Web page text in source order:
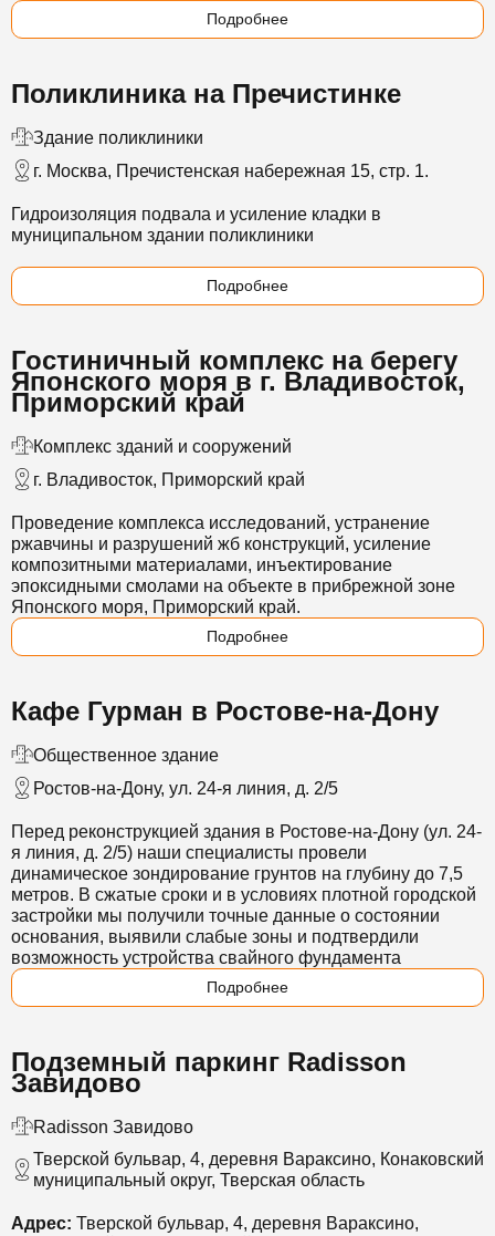
Подробнее
Поликлиника на Пречистинке
Здание поликлиники
г. Москва, Пречистенская набережная 15, стр. 1.
Гидроизоляция подвала и усиление кладки в
муниципальном здании поликлиники
Подробнее
Гостиничный комплекс на берегу
Японского моря в г. Владивосток,
Приморский край
Комплекс зданий и сооружений
г. Владивосток, Приморский край
Проведение комплекса исследований, устранение
ржавчины и разрушений жб конструкций, усиление
композитными материалами, инъектирование
эпоксидными смолами на объекте в прибрежной зоне
Японского моря, Приморский край.
Подробнее
Кафе Гурман в Ростове-на-Дону
Общественное здание
Ростов-на-Дону, ул. 24-я линия, д. 2/5
Перед реконструкцией здания в Ростове-на-Дону (ул. 24-
я линия, д. 2/5) наши специалисты провели
динамическое зондирование грунтов на глубину до 7,5
метров. В сжатые сроки и в условиях плотной городской
застройки мы получили точные данные о состоянии
основания, выявили слабые зоны и подтвердили
возможность устройства свайного фундамента
Подробнее
Подземный паркинг Radisson
Завидово
Radisson Завидово
Тверской бульвар, 4, деревня Вараксино, Конаковский
муниципальный округ, Тверская область
Адрес: Тверской бульвар, 4, деревня Вараксино,